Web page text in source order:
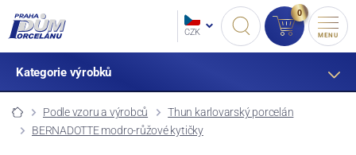
CZK
0
MENU
Kategorie výrobků
Podle vzoru a výrobců
Thun karlovarský porcelán
BERNADOTTE modro-růžové kytičky